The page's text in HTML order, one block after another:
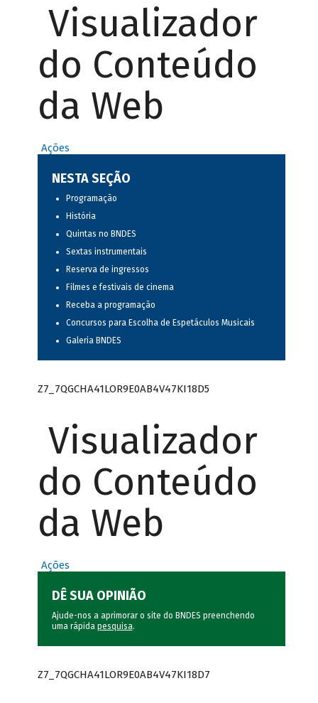
Visualizador
do Conteúdo
da Web
Ações
NESTA SEÇÃO
Programação
História
Quintas no BNDES
Sextas instrumentais
Reserva de ingressos
Filmes e festivais de cinema
Receba a programação
Concursos para Escolha de Espetáculos Musicais
Galeria BNDES
Z7_7QGCHA41LOR9E0AB4V47KI18D5
Visualizador
do Conteúdo
da Web
Ações
DÊ SUA OPINIÃO
Ajude-nos a aprimorar o site do BNDES preenchendo
uma rápida pesquisa.
Z7_7QGCHA41LOR9E0AB4V47KI18D7